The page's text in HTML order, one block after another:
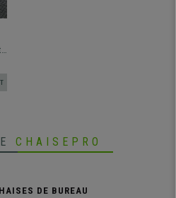
CHAISEPRO
DE BUREAU